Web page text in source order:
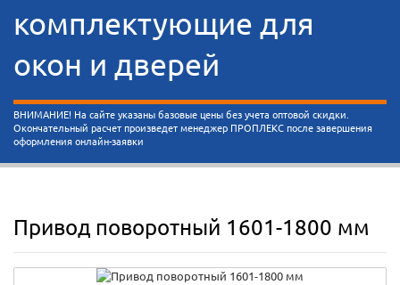
комплектующие для
окон и дверей
ВНИМАНИЕ! На сайте указаны базовые цены без учета оптовой скидки.
Окончательный расчет произведет менеджер ПРОПЛЕКС после завершения
оформления онлайн-заявки
Привод поворотный 1601-1800 мм